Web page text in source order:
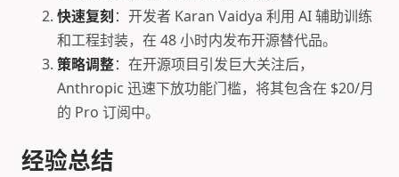
快速复刻：开发者 Karan Vaidya 利用 AI 辅助训练
和工程封装，在 48 小时内发布开源替代品。
策略调整：在开源项目引发巨大关注后，
Anthropic 迅速下放功能门槛，将其包含在 $20/月
的 Pro 订阅中。
经验总结